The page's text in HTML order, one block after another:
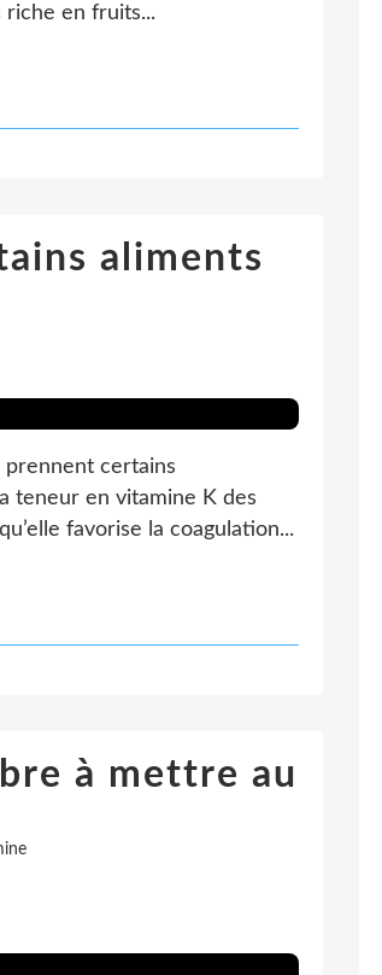
riche en fruits...
aliments
prennent certains
teneur en vitamine K des
favorise la coagulation...
à mettre au